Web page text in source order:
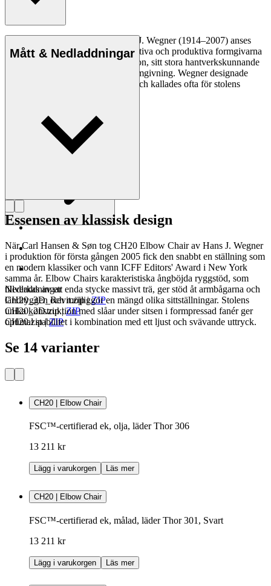
Den danske möbeldesignern Hans J. Wegner (1914–2007) anses
vara en av de mest kreativa, innovativa och produktiva formgivarna
genom tiderna, känd för sin precision, sitt stora hantverkskunnande
och sin kompromisslösa syn på formgivning. Wegner designade
nästan 500 stolar under sin livstid och kallades ofta för stolens
Läs mer om Hans J. Wegner
Mått & Nedladdningar
Nedladdningar
CH20_3D_Revit.zip|ZIP
CH20_2D.zip|ZIP
CH20.zip|ZIP
Essensen av klassisk design
När Carl Hansen & Søn tog CH20 Elbow Chair av Hans J. Wegner
i produktion för första gången 2005 fick den snabbt en ställning som
en modern klassiker och vann ICFF Editors' Award i New York
samma år. Elbow Chairs karakteristiska ångböjda ryggstöd, som
tillverkas av ett enda stycke massivt trä, ger stöd åt armbågarna och
ländryggen och möjliggör en mängd olika sittställningar. Stolens
unika konstruktion med slåar under sitsen i formpressad fanér ger
optimal stabilitet i kombination med ett ljust och svävande uttryck.
Se 14 varianter
CH20 | Elbow Chair
FSC™-certifierad ek, olja, läder Thor 306
13 211 kr
Lägg i varukorgen Läs mer
CH20 | Elbow Chair
FSC™-certifierad ek, målad, läder Thor 301, Svart
13 211 kr
Lägg i varukorgen Läs mer